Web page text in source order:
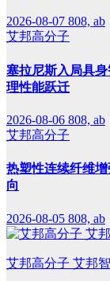
2026-08-07 808, ab
艾邦高分子
塞拉尼斯入局具
理性能跃迁
2026-08-06 808, ab
艾邦高分子
热塑性连续纤维
向
2026-08-05 808, ab
艾邦高分子 艾邦